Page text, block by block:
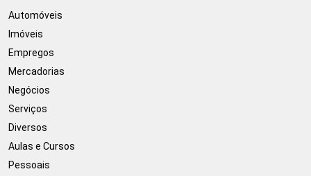
Automóveis
Imóveis
Empregos
Mercadorias
Negócios
Serviços
Diversos
Aulas e Cursos
Pessoais